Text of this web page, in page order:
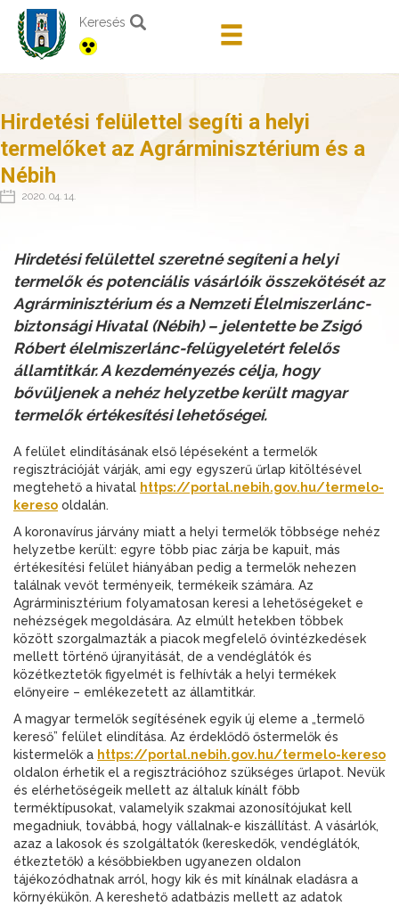
Keresés
Hirdetési felülettel segíti a helyi
termelőket az Agrárminisztérium és a
Nébih
2020. 04. 14.
Hirdetési felülettel szeretné segíteni a helyi
termelők és potenciális vásárlóik összekötését az
Agrárminisztérium és a Nemzeti Élelmiszerlánc-
biztonsági Hivatal (Nébih) – jelentette be Zsigó
Róbert élelmiszerlánc-felügyeletért felelős
államtitkár. A kezdeményezés célja, hogy
bővüljenek a nehéz helyzetbe került magyar
termelők értékesítési lehetőségei.
A felület elindításának első lépéseként a termelők
regisztrációját várják, ami egy egyszerű űrlap kitöltésével
megtehető a hivatal https://portal.nebih.gov.hu/termelo-
kereso oldalán.
A koronavírus járvány miatt a helyi termelők többsége nehéz
helyzetbe került: egyre több piac zárja be kapuit, más
értékesítési felület hiányában pedig a termelők nehezen
találnak vevőt terményeik, termékeik számára. Az
Agrárminisztérium folyamatosan keresi a lehetőségeket e
nehézségek megoldására. Az elmúlt hetekben többek
között szorgalmazták a piacok megfelelő óvintézkedések
mellett történő újranyitását, de a vendéglátók és
közétkeztetők figyelmét is felhívták a helyi termékek
előnyeire – emlékezetett az államtitkár.
A magyar termelők segítésének egyik új eleme a „termelő
kereső” felület elindítása. Az érdeklődő őstermelők és
kistermelők a https://portal.nebih.gov.hu/termelo-kereso
oldalon érhetik el a regisztrációhoz szükséges űrlapot. Nevük
és elérhetőségeik mellett az általuk kínált főbb
terméktípusokat, valamelyik szakmai azonosítójukat kell
megadniuk, továbbá, hogy vállalnak-e kiszállítást. A vásárlók,
azaz a lakosok és szolgáltatók (kereskedők, vendéglátók,
étkeztetők) a későbbiekben ugyanezen oldalon
tájékozódhatnak arról, hogy kik és mit kínálnak eladásra a
környékükön. A kereshető adatbázis mellett az adatok